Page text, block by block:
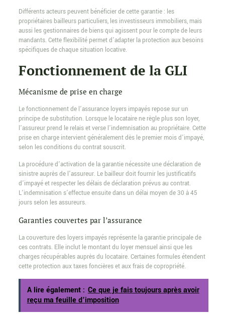
Différents acteurs peuvent bénéficier de cette garantie : les
propriétaires bailleurs particuliers, les investisseurs immobiliers, mais
aussi les gestionnaires de biens qui agissent pour le compte de leurs
mandants. Cette flexibilité permet d’adapter la protection aux besoins
spécifiques de chaque situation locative.
Fonctionnement de la GLI
Mécanisme de prise en charge
Le fonctionnement de l’assurance loyers impayés repose sur un
principe de substitution. Lorsque le locataire ne règle plus son loyer,
l’assureur prend le relais et verse l’indemnisation au propriétaire. Cette
prise en charge intervient généralement dès le premier mois d’impayé,
selon les conditions du contrat souscrit.
La procédure d’activation de la garantie nécessite une déclaration de
sinistre auprès de l’assureur. Le bailleur doit fournir les justificatifs
d’impayé et respecter les délais de déclaration prévus au contrat.
L’indemnisation s’effectue ensuite dans un délai moyen de 30 à 45
jours selon les assureurs.
Garanties couvertes par l’assurance
La couverture des loyers impayés représente la garantie principale de
ces contrats. Elle inclut le montant du loyer mensuel ainsi que les
charges récupérables auprès du locataire. Certaines formules étendent
cette protection aux taxes foncières et aux frais de copropriété.
A lire également : Ce que je fais toujours après avoir
reçu ma feuille d’imposition